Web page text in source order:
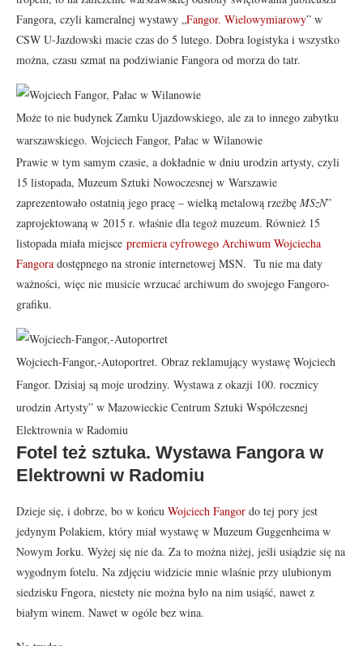
Fangora, czyli kameralnej wystawy „Fangor. Wielowymiarowy” w
CSW U-Jazdowski macie czas do 5 lutego. Dobra logistyka i wszystko
można, czasu szmat na podziwianie Fangora od morza do tatr.
Może to nie budynek Zamku Ujazdowskiego, ale za to innego zabytku
warszawskiego. Wojciech Fangor, Pałac w Wilanowie
Prawie w tym samym czasie, a dokładnie w dniu urodzin artysty, czyli
15 listopada, Muzeum Sztuki Nowoczesnej w Warszawie
zaprezentowało ostatnią jego pracę – wielką metalową rzeźbę MSzN”
zaprojektowaną w 2015 r. właśnie dla tegoż muzeum. Również 15
listopada miała miejsce premiera cyfrowego Archiwum Wojciecha
Fangora dostępnego na stronie internetowej MSN. Tu nie ma daty
ważności, więc nie musicie wrzucać archiwum do swojego Fangoro-
grafiku.
Wojciech-Fangor,-Autoportret. Obraz reklamujący wystawę Wojciech
Fangor. Dzisiaj są moje urodziny. Wystawa z okazji 100. rocznicy
urodzin Artysty” w Mazowieckie Centrum Sztuki Współczesnej
Elektrownia w Radomiu
Fotel też sztuka. Wystawa Fangora w
Elektrowni w Radomiu
Dzieje się, i dobrze, bo w końcu Wojciech Fangor do tej pory jest
jedynym Polakiem, który miał wystawę w Muzeum Guggenheima w
Nowym Jorku. Wyżej się nie da. Za to można niżej, jeśli usiądzie się na
wygodnym fotelu. Na zdjęciu widzicie mnie wlaśnie przy ulubionym
siedzisku Fngora, niestety nie można było na nim usiąść, nawet z
białym winem. Nawet w ogóle bez wina.